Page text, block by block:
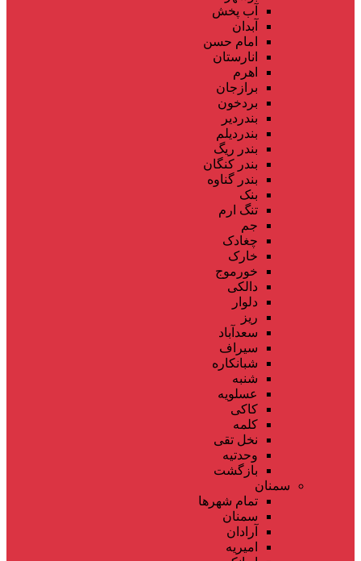
آب پخش
آبدان
امام حسن
انارستان
اهرم
برازجان
بردخون
بندردیر
بندردیلم
بندر ریگ
بندر کنگان
بندر گناوه
بنک
تنگ ارم
جم
چغادک
خارک
خورموج
دالکی
دلوار
ریز
سعدآباد
سیراف
شبانکاره
شنبه
عسلویه
کاکی
کلمه
نخل تقی
وحدتیه
بازگشت
سمنان
تمام شهر‌ها
سمنان
آرادان
امیریه